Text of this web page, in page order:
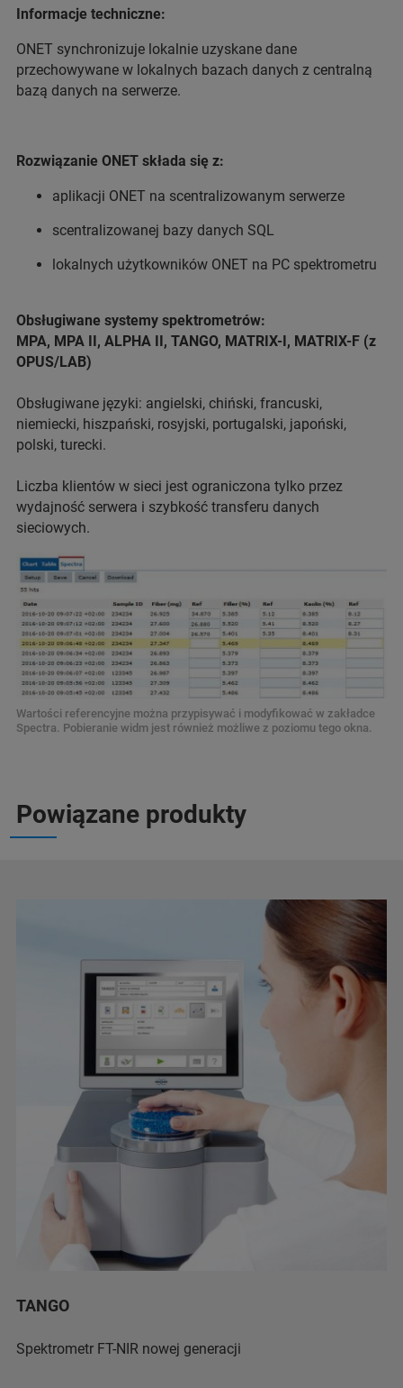
Informacje techniczne:
ONET synchronizuje lokalnie uzyskane dane
przechowywane w lokalnych bazach danych z centralną
bazą danych na serwerze.
Rozwiązanie ONET składa się z:
aplikacji ONET na scentralizowanym serwerze
scentralizowanej bazy danych SQL
lokalnych użytkowników ONET na PC spektrometru
Obsługiwane systemy spektrometrów:
MPA, MPA II, ALPHA II, TANGO, MATRIX-I, MATRIX-F (z
OPUS/LAB)
Obsługiwane języki: angielski, chiński, francuski,
niemiecki, hiszpański, rosyjski, portugalski, japoński,
polski, turecki.
Liczba klientów w sieci jest ograniczona tylko przez
wydajność serwera i szybkość transferu danych
sieciowych.
Wartości referencyjne można przypisywać i modyfikować w zakładce
Spectra. Pobieranie widm jest również możliwe z poziomu tego okna.
Powiązane produkty
TANGO
Spektrometr FT-NIR nowej generacji